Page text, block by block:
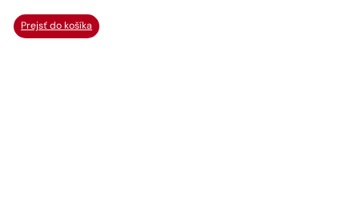
Prejsť do košíka